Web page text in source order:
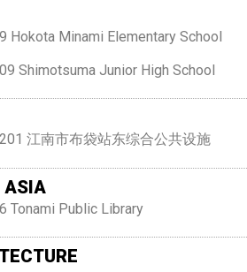
Hokota Minami Elementary School
Shimotsuma Junior High School
江南市布袋站东综合公共设施
ASIA
Tonami Public Library